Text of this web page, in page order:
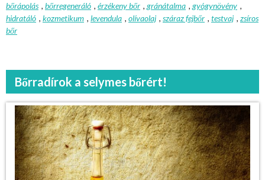
bőrápolás , bőrregeneráló , érzékeny bőr ,gránátalma ,gyógynövény ,
hidratáló , kozmetikum , levendula , olívaolaj , száraz fejbőr , testvaj , zsíros
bőr
Bőrradírok a selymes bőrért!